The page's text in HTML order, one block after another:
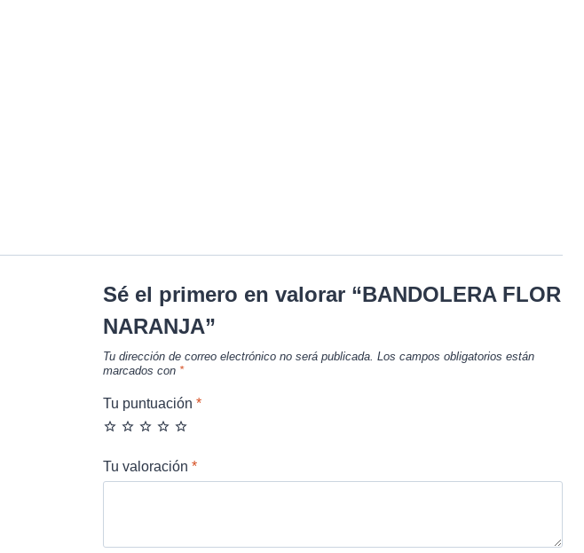
Sé el primero en valorar “BANDOLERA FLOR
NARANJA”
Tu dirección de correo electrónico no será publicada. Los campos obligatorios están
marcados con *
Tu puntuación *
Tu valoración *